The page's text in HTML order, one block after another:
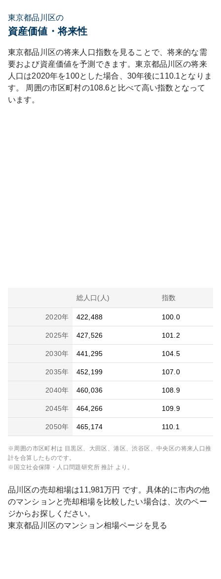
東京都品川区の
資産価値・将来性
東京都品川区の将来人口指数を見ることで、将来的な需
要および資産価値を予測できます。東京都品川区の将来
人口は2020年を100とした場合、30年後に110.1となりま
す。
周囲の市区町村の108.6と比べて高い指数となって
います。
総人口(人) 指数
2020年 422,488 100.0
2025年 427,526 101.2
2030年 441,295 104.5
2035年 452,199 107.0
2040年 460,036 108.9
2045年 464,266 109.9
2050年 465,174 110.1
※周囲の市区町村は 目黒区、大田区、港区、渋谷区、中央区の将来人口推
計を合算したものです。
※国立社会保障・人口問題研究所 推計 より。
品川区の売却相場は11,981万円 です。具体的に市内の他
のマンションと売却相場を比較したい場合は、次のペー
ジからお探しください。
東京都品川区のマンション相場ページを見る